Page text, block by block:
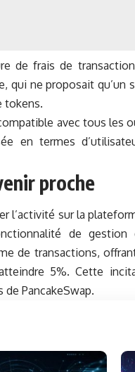
de frais de
qui ne proposait qu’un
tokens.
avec tous les
en termes
proche
l’activité sur la
de gestion
de transactions,
5%. Cette
PancakeSwap.